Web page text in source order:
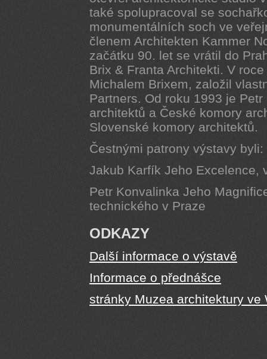
také spolupracoval se
monumentálních soch ve
členem Architekten Kammer
začátku 90. let se vrátil do
Brix & Franta Architekti. V
Michalem Brixem, založil
Partners. Od roku 1993 je
architektů a České komory
Slovenské komory architektů.
Čestnými patrony výstavy byli:
Jakub Karfík Jeho Excelence,
Petr Konvalinka Jeho
technického v Praze
ODKAZY
Další informace o výstavě
Informace o přednášce
stránky Muzea architektury ve